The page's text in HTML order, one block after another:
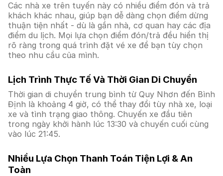
Các nhà xe trên tuyến này có nhiều điểm đón và trả
khách khác nhau, giúp bạn dễ dàng chọn điểm dừng
thuận tiện nhất - dù là gần nhà, cơ quan hay các địa
điểm du lịch. Mọi lựa chọn điểm đón/trả đều hiển thị
rõ ràng trong quá trình đặt vé xe để bạn tùy chọn
theo nhu cầu của mình.
Lịch Trình Thực Tế Và Thời Gian Di Chuyển
Thời gian di chuyển trung bình từ Quy Nhơn đến Bình
Định là khoảng 4 giờ, có thể thay đổi tùy nhà xe, loại
xe và tình trạng giao thông. Chuyến xe đầu tiên
trong ngày khởi hành lúc 13:30 và chuyến cuối cùng
vào lúc 21:45.
Nhiều Lựa Chọn Thanh Toán Tiện Lợi & An
Toàn